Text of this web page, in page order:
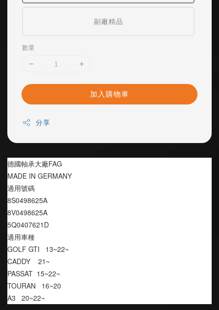
副廠精品
數量
加入購物車
分享
德國軸承大廠FAG
MADE IN GERMANY
適用號碼
8S0498625A
8V0498625A
5Q0407621D
適用車種
GOLF GTI   13~22~
CADDY    21~
PASSAT  15~22~
TOURAN   16~20
A3   20~22~